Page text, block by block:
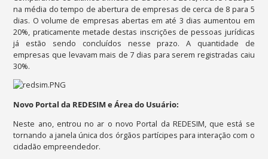
na média do tempo de abertura de empresas de cerca de 8 para 5
dias. O volume de empresas abertas em até 3 dias aumentou em
20%, praticamente metade destas inscrições de pessoas jurídicas
já estão sendo concluídos nesse prazo. A quantidade de
empresas que levavam mais de 7 dias para serem registradas caiu
30%.
Novo Portal da REDESIM e Área do Usuário:
Neste ano, entrou no ar o novo Portal da REDESIM, que está se
tornando a janela única dos órgãos partícipes para interação com o
cidadão empreendedor.